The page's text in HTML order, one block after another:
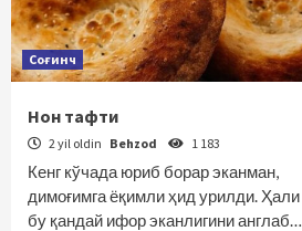
Соғинч
Нон тафти
2 yil oldin Behzod 1 183
Кенг кўчада юриб борар эканман,
димоғимга ёқимли ҳид урилди. Ҳали
бу қандай ифор эканлигини англаб…